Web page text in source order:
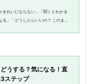
きれいにならない」「聞くとわかる
」「どうしたらいいの？ このまま
うする？気になる！直
ステップ